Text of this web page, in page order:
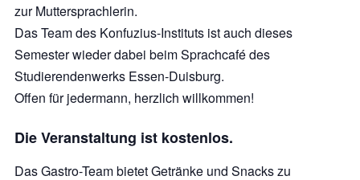
zur Muttersprachlerin.
Das Team des Konfuzius-Instituts ist auch dieses
Semester wieder dabei beim Sprachcafé des
Studierendenwerks Essen-Duisburg.
Offen für jedermann, herzlich willkommen!
Die Veranstaltung ist kostenlos.
Das Gastro-Team bietet Getränke und Snacks zu